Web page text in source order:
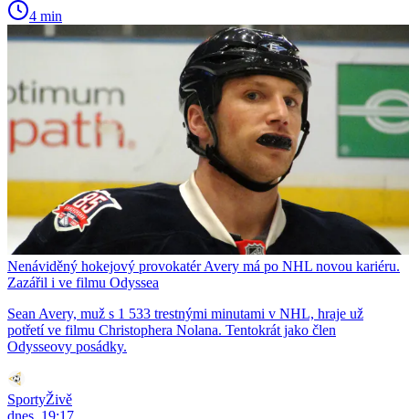
4 min
Nenáviděný hokejový provokatér Avery má po NHL novou kariéru.
Zazářil i ve filmu Odyssea
Sean Avery, muž s 1 533 trestnými minutami v NHL, hraje už
potřetí ve filmu Christophera Nolana. Tentokrát jako člen
Odysseovy posádky.
SportyŽivě